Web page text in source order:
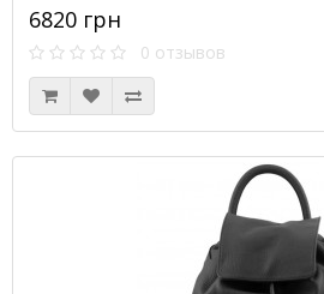
6820 грн
0 отзывов